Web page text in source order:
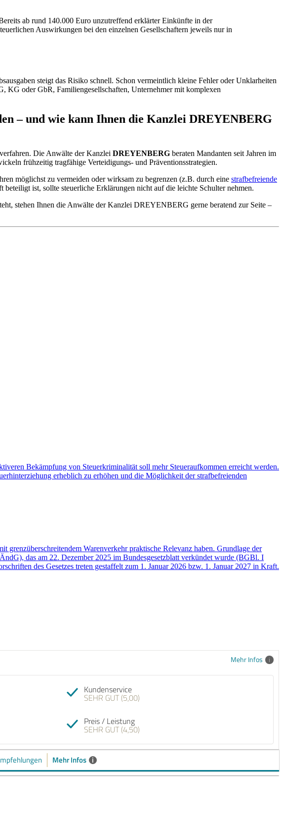
ab rund 140.000 Euro unzutreffend erklärter Einkünfte in der
Auswirkungen bei den einzelnen Gesellschaftern jeweils nur in
steigt das Risiko schnell. Schon vermeintlich kleine Fehler oder Unklarheiten
KG oder GbR, Familiengesellschaften, Unternehmer mit komplexen
– und wie kann Ihnen die Kanzlei DREYENBERG
Die Anwälte der Kanzlei DREYENBERG beraten Mandanten seit Jahren im
frühzeitig tragfähige Verteidigungs- und Präventionsstrategien.
möglichst zu vermeiden oder wirksam zu begrenzen (z.B. durch eine strafbefreiende
ist, sollte steuerliche Erklärungen nicht auf die leichte Schulter nehmen.
stehen Ihnen die Anwälte der Kanzlei DREYENBERG gerne beratend zur Seite –
Bekämpfung von Steuerkriminalität soll mehr Steueraufkommen erreicht werden.
erheblich zu erhöhen und die Möglichkeit der strafbefreienden
Warenverkehr praktische Relevanz haben. Grundlage der
das am 22. Dezember 2025 im Bundesgesetzblatt verkündet wurde (BGBl. I
des Gesetzes treten gestaffelt zum 1. Januar 2026 bzw. 1. Januar 2027 in Kraft.
Mehr Infos
Kundenservice
SEHR GUT (5,00)
Preis / Leistung
SEHR GUT (4,50)
Mehr Infos i